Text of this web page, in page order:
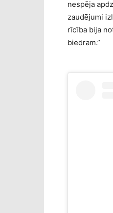
nespēja
zaudējumi
rīcība bija
biedram.”